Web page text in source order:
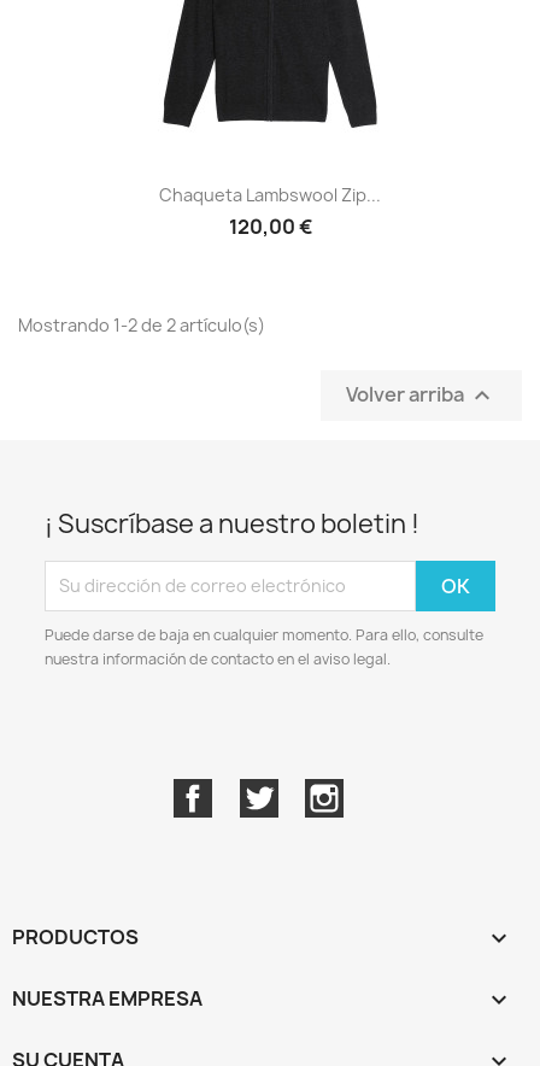
Chaqueta Lambswool Zip...
120,00 €
Mostrando 1-2 de 2 artículo(s)
Volver arriba 
¡ Suscríbase a nuestro boletin !
Puede darse de baja en cualquier momento. Para ello, consulte
nuestra información de contacto en el aviso legal.
FacebookTwitter
PRODUCTOS 
NUESTRA EMPRESA 
SU CUENTA